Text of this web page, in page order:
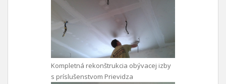
Kompletná rekonštrukcia obývacej izby
s príslušenstvom Prievidza